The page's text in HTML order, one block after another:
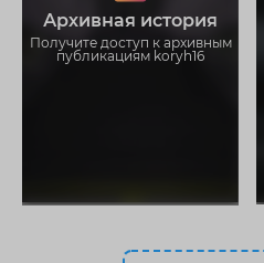
Архивная история
Получите доступ к архивным
публикациям koryh16
Загружайте истории без
ограничений